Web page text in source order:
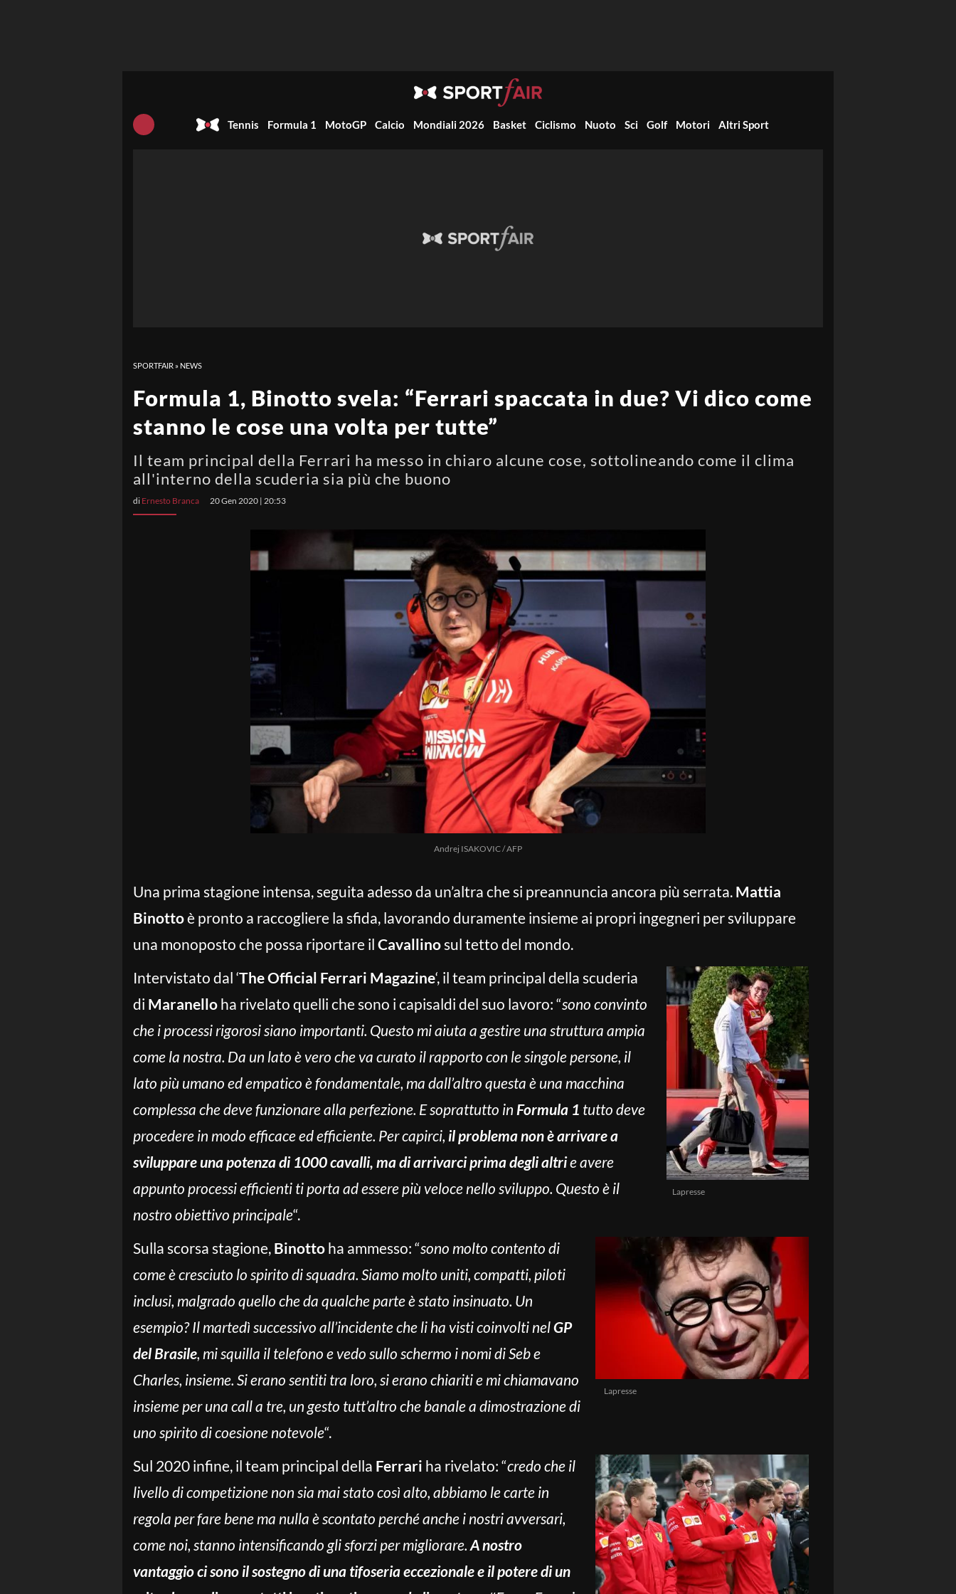
Tennis Formula 1 MotoGP Calcio Mondiali 2026 Basket Ciclismo Nuoto Sci Golf Motori Altri Sport
SPORTFAIR » NEWS
Formula 1, Binotto svela: “Ferrari spaccata in due? Vi dico come
stanno le cose una volta per tutte”
Il team principal della Ferrari ha messo in chiaro alcune cose, sottolineando come il clima
all'interno della scuderia sia più che buono
di Ernesto Branca 20 Gen 2020 | 20:53
Andrej ISAKOVIC / AFP
Una prima stagione intensa, seguita adesso da un’altra che si preannuncia ancora più serrata. Mattia
Binottoè pronto a raccogliere la sfida, lavorando duramente insieme ai propri ingegneri per sviluppare
una monoposto che possa riportare il Cavallinosul tetto del mondo.
Lapresse
Intervistato dal ‘The Official Ferrari Magazine‘, il team principal della scuderia
di Maranello ha rivelato quelli che sono i capisaldi del suo lavoro: “sono convinto
che i processi rigorosi siano importanti. Questo mi aiuta a gestire una struttura ampia
come la nostra. Da un lato è vero che va curato il rapporto con le singole persone, il
lato più umano ed empatico è fondamentale, ma dall’altro questa è una macchina
complessa che deve funzionare alla perfezione. E soprattutto in Formula 1 tutto deve
procedere in modo efficace ed efficiente. Per capirci, il problema non è arrivare a
sviluppare una potenza di 1000 cavalli, ma di arrivarci prima degli altrie avere
appunto processi efficienti ti porta ad essere più veloce nello sviluppo. Questo è il
nostro obiettivo principale“.
Lapresse
Sulla scorsa stagione, Binotto ha ammesso: “sono molto contento di
come è cresciuto lo spirito di squadra. Siamo molto uniti, compatti, piloti
inclusi, malgrado quello che da qualche parte è stato insinuato. Un
esempio? Il martedì successivo all’incidente che li ha visti coinvolti nelGP
del Brasile, mi squilla il telefono e vedo sullo schermo i nomi di Seb e
Charles, insieme. Si erano sentiti tra loro, si erano chiariti e mi chiamavano
insieme per una call a tre, un gesto tutt’altro che banale a dimostrazione di
uno spirito di coesione notevole“.
Sul 2020 infine, il team principal della Ferrari ha rivelato: “credo che il
livello di competizione non sia mai stato così alto, abbiamo le carte in
regola per fare bene ma nulla è scontato perché anche i nostri avversari,
come noi, stanno intensificando gli sforzi per migliorare. A nostro
vantaggio ci sono il sostegno di una tifoseria eccezionale e il potere di un